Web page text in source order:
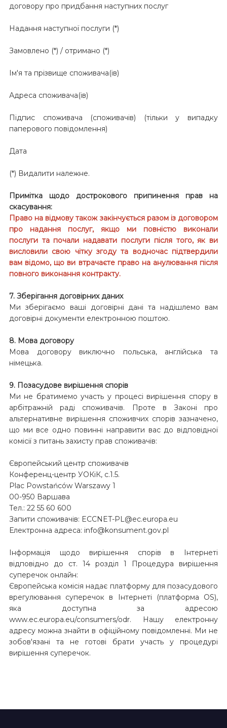
договору про придбання наступних послуг
Надання наступної послуги (*)
Замовлено (*) / отримано (*)
Ім'я та прізвище споживача(ів)
Адреса споживача(ів)
Підпис споживача (споживачів) (тільки у випадку
паперового повідомлення)
Дата
(*) Видалити належне.
Примітка щодо дострокового припинення прав на
скасування:
Право на відмову також закінчується разом із договором
про надання послуг, якщо ми повністю виконали
послуги та почали надавати послуги після того, як ви
висловили свою чітку згоду та водночас підтвердили
вам відомо, що ви втрачаєте право на анулювання після
повного виконання контракту.
7. Зберігання договірних даних
Ми зберігаємо ваші договірні дані та надішлемо вам
договірні документи електронною поштою.
8. Мова договору
Мова договору виключно польська, англійська та
німецька.
9. Позасудове вирішення спорів
Ми не братимемо участь у процесі вирішення спору в
арбітражній раді споживачів. Проте в Законі про
альтернативне вирішення споживчих спорів зазначено,
що ми все одно повинні направити вас до відповідної
комісії з питань захисту прав споживачів:
Європейський центр споживачів
Конференц-центр УОКіК, с.1.5.
Plac Powstańców Warszawy 1
00-950 Варшава
Тел.: 22 55 60 600
Запити споживачів: ECCNET-PL@ec.europa.eu
Електронна адреса: info@konsument.gov.pl
Інформація щодо вирішення спорів в Інтернеті
відповідно до ст. 14 розділ 1 Процедура вирішення
суперечок онлайн:
Європейська комісія надає платформу для позасудового
врегулювання суперечок в Інтернеті (платформа OS),
яка доступна за адресою
www.ec.europa.eu/consumers/odr. Нашу електронну
адресу можна знайти в офіційному повідомленні. Ми не
зобов'язані та не готові брати участь у процедурі
вирішення суперечок.